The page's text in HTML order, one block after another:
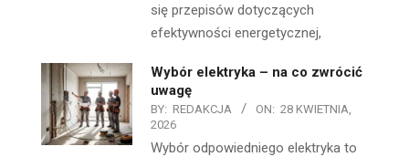
się przepisów dotyczących
efektywności energetycznej,
Wybór elektryka – na co zwrócić
uwagę
BY: REDAKCJA ON: 28 KWIETNIA,
2026
Wybór odpowiedniego elektryka to